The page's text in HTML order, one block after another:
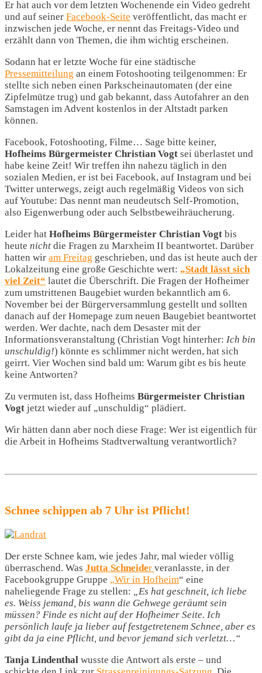
Er hat auch vor dem letzten Wochenende ein Video gedreht
und auf seiner Facebook-Seite veröffentlicht, das macht er
inzwischen jede Woche, er nennt das Freitags-Video und
erzählt dann von Themen, die ihm wichtig erscheinen.
Sodann hat er letzte Woche für eine städtische
Pressemitteilung an einem Fotoshooting teilgenommen: Er
stellte sich neben einen Parkscheinautomaten (der eine
Zipfelmütze trug) und gab bekannt, dass Autofahrer an den
Samstagen im Advent kostenlos in der Altstadt parken
können.
Facebook, Fotoshooting, Filme… Sage bitte keiner,
Hofheims Bürgermeister Christian Vogt sei überlastet und
habe keine Zeit! Wir treffen ihn nahezu täglich in den
sozialen Medien, er ist bei Facebook, auf Instagram und bei
Twitter unterwegs, zeigt auch regelmäßig Videos von sich
auf Youtube: Das nennt man neudeutsch Self-Promotion,
also Eigenwerbung oder auch Selbstbeweihräucherung.
Leider hat Hofheims Bürgermeister Christian Vogt bis
heute nicht die Fragen zu Marxheim II beantwortet. Darüber
hatten wir am Freitag geschrieben, und das ist heute auch der
Lokalzeitung eine große Geschichte wert: „Stadt lässt sich
viel Zeit“ lautet die Überschrift. Die Fragen der Hofheimer
zum umstrittenen Baugebiet wurden bekanntlich am 6.
November bei der Bürgerversammlung gestellt und sollten
danach auf der Homepage zum neuen Baugebiet beantwortet
werden. Wer dachte, nach dem Desaster mit der
Informationsveranstaltung (Christian Vogt hinterher: Ich bin
unschuldig!) könnte es schlimmer nicht werden, hat sich
geirrt. Vier Wochen sind bald um: Warum gibt es bis heute
keine Antworten?
Zu vermuten ist, dass Hofheims Bürgermeister Christian
Vogt jetzt wieder auf „unschuldig“ plädiert.
Wir hätten dann aber noch diese Frage: Wer ist eigentlich für
die Arbeit in Hofheims Stadtverwaltung verantwortlich?
Schnee schippen ab 7 Uhr ist Pflicht!
Der erste Schnee kam, wie jedes Jahr, mal wieder völlig
überraschend. Was Jutta Schneider veranlasste, in der
Facebookgruppe Gruppe „Wir in Hofheim“ eine
naheliegende Frage zu stellen:
„Es hat geschneit, ich liebe
es. Weiss jemand, bis wann die Gehwege geräumt sein
müssen? Finde es nicht auf der Hofheimer Seite. Ich
persönlich laufe ja lieber auf festgetretenem Schnee, aber es
gibt da ja eine Pflicht, und bevor jemand sich verletzt…“
Tanja Lindenthal wusste die Antwort als erste – und